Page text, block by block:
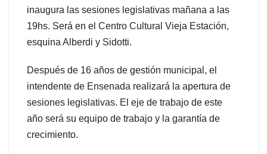
inaugura las sesiones legislativas mañana a las
19hs. Será en el Centro Cultural Vieja Estación,
esquina Alberdi y Sidotti.
Después de 16 años de gestión municipal, el
intendente de Ensenada realizará la apertura de
sesiones legislativas. El eje de trabajo de este
año será su equipo de trabajo y la garantía de
crecimiento.